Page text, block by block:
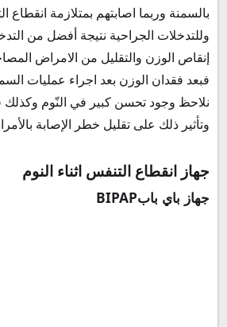
بالسمنة وربما اصابتهم بمتلازمة انقطاع
وللتدخلات الجراحية نتيجة أفضل من
إنقاص الوزن والتقليل من الامراض
فبعد فقدان الوزن بعد اجراء عمليات
نلاحظ وجود تحسن كبير في النّوم
وتأثير ذلك على تقليل خطر الإصابة
جهاز انقطاع التنفس اثناء النوم
جهاز باي بابBIPAP